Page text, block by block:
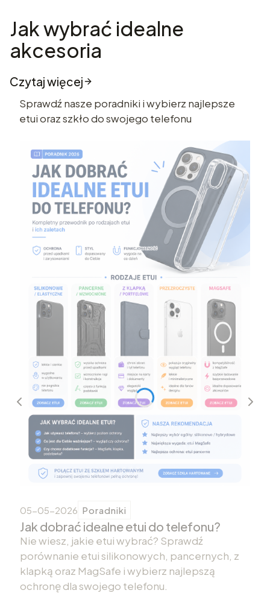
Jak wybrać idealne
akcesoria
Czytaj więcej
Sprawdź nasze poradniki i wybierz najlepsze
etui oraz szkło do swojego telefonu
05-05-2026 Poradniki
Jak dobrać idealne etui do telefonu?
Nie wiesz, jakie etui wybrać? Sprawdź
porównanie etui silikonowych, pancernych, z
klapką oraz MagSafe i wybierz najlepszą
ochronę dla swojego telefonu.